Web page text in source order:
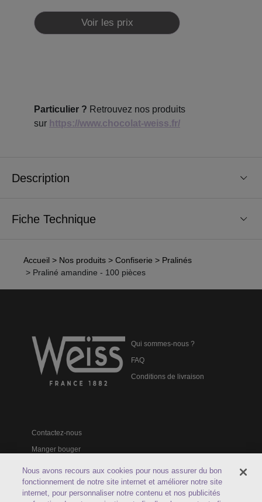
Voir les prix
Particulier ? Retrouvez nos produits
sur https://www.chocolat-weiss.fr/
Description
Fiche Technique
Accueil > Nos produits > Confiserie > Pralinés
> Praliné amandine - 100 pièces
Qui sommes-nous ?
FAQ
Conditions de livraison
Contactez-nous
Manger bouger
Nous avons recours aux cookies pour nous assurer du bon
fonctionnement de notre site internet et améliorer notre site
internet, pour personnaliser notre contenu et nos publicités